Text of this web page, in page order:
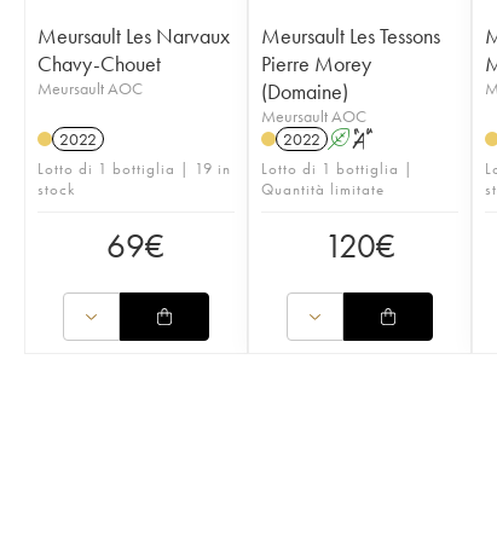
Meursault Les Narvaux
Chavy-Chouet
Meursault AOC
2022
Lotto di 1 bottiglia | 19 in
stock
69€
Meursault Les Tessons
Pierre Morey
(Domaine)
Meursault AOC
2022 A S
Lotto di 1 bottiglia |
Quantità limitate
120€